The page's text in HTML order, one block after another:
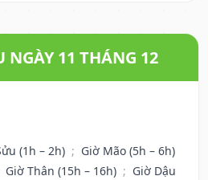
NGÀY 11 THÁNG 12
(1h – 2h) ; Giờ Mão (5h – 6h)
Giờ Thân (15h – 16h) ; Giờ Dậu